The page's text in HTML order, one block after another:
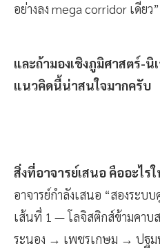
อย่างลง mega corridor เดียว”
และถ้ามองเชิงภูมิศาสตร์-
แนวคิดนี้น่าสนใจมากครับ
สิ่งที่อาจารย์เสนอ คืออะไรใ
อาจารย์กำลังเสนอ “สองระบ
เส้นที่ 1 — โลจิสติกส์ข้ามคาบ
ระนอง → เพชรเกษม → ปฐ